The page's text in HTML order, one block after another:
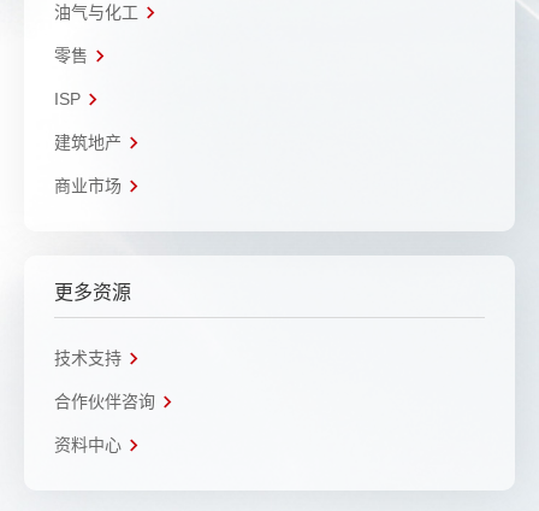
油气与化工
零售
ISP
建筑地产
商业市场
更多资源
技术支持
合作伙伴咨询
资料中心